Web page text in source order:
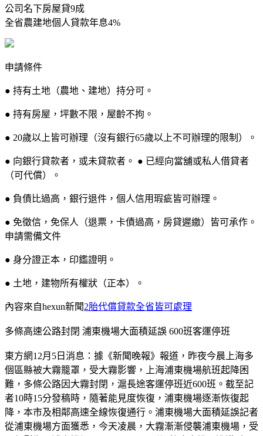
公司名下房屋貸9成
全省農建地個人貸款年息4%
申請條件
● 持有土地（農地、建地）持分可。
● 持有房屋，坪數不限，屋齡不拘。
● 20歲以上皆可辦理（沒有銀行65歲以上不可辦理的限制）。
● 向銀行貸款者，或未貸款者。 ● 已經向當舖或私人借貸者
（可代償）。
● 負債比過高，銀行退件，個人信用瑕疵皆可辦理。
● 免徵信，免保人（退票，卡債過高，房貸遲繳）皆可承作。
申請需備文件
● 身分證正本，印鑑證明。
● 土地，建物所有權狀（正本）。
內容來自hexun新聞2胎代償貸款全省皆可處理
多條高速公路封閉 浦東機場大面積延誤 600班客運停班
東方網12月5日消息：據《新聞晚報》報道，昨夜今晨上海多
個區縣被大霧籠罩，受大霧影響，上海浦東機場航班起降困
難，多條公路因大霧封閉，滬長途客運停班近600班。截至記
者10時15分發稿時，隨著能見度恢復，浦東機場逐漸恢復起
降，本市及相鄰高速全線恢復通行。浦東機場大面積延誤記者
從浦東機場方面獲悉，今天凌晨，大霧漸漸侵襲浦東機場，受